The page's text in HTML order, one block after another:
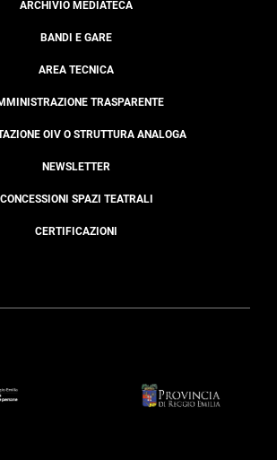
ARCHIVIO MEDIATECA
BANDI E GARE
AREA TECNICA
TRASPARENTE
OIV O STRUTTURA ANALOGA
NEWSLETTER
CONCESSIONI SPAZI TEATRALI
CERTIFICAZIONI